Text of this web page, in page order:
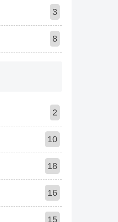
3
8
2
10
18
16
15